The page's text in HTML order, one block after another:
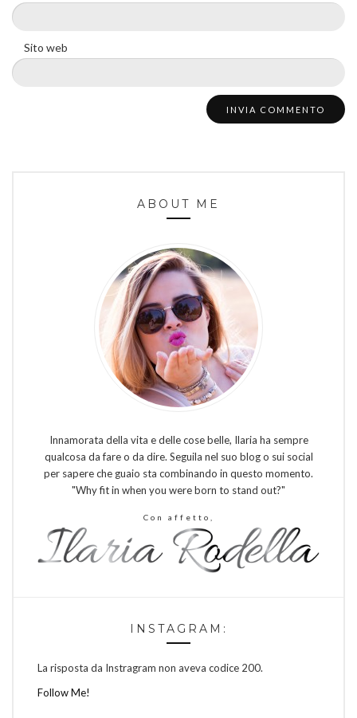
Sito web
ABOUT ME
Innamorata della vita e delle cose belle, Ilaria ha sempre
qualcosa da fare o da dire. Seguila nel suo blog o sui social
per sapere che guaio sta combinando in questo momento.
"Why fit in when you were born to stand out?"
Con affetto,
INSTAGRAM:
La risposta da Instragram non aveva codice 200.
Follow Me!